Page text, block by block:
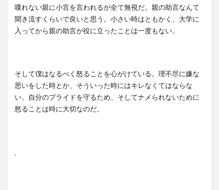
喋れない親に小言を言われるが全て無視だ。親の助言なんて
聞き流すくらいで良いと思う。小さい時はともかく、大学に
入ってから親の助言が役に立ったことは一度もない。
そして僕はなるべく怒ることを心がけている。理不尽に嫌な
思いをした時とか、そういった時にはキレなくてはならな
い。自分のプライドを守るため、そしてナメられないために
怒ることは時に大切なのだ。